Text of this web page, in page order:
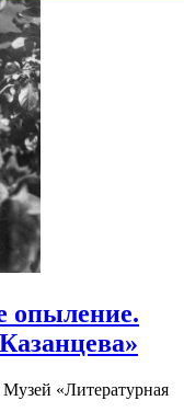
опыление.
Музей «Литературная